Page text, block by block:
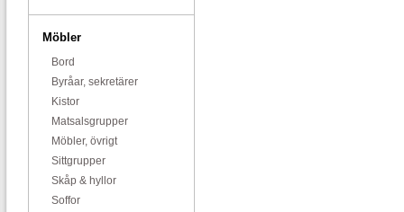
Möbler
Bord
Byråar, sekretärer
Kistor
Matsalsgrupper
Möbler, övrigt
Sittgrupper
Skåp & hyllor
Soffor